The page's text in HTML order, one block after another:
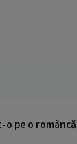
pe o